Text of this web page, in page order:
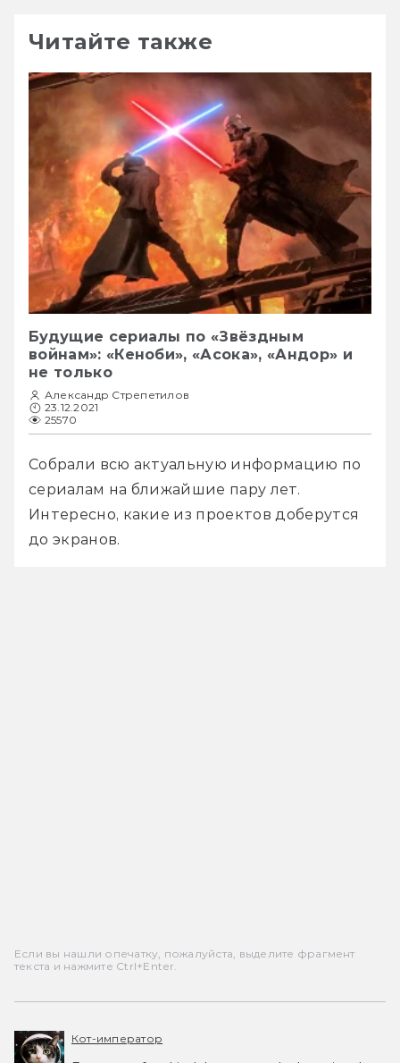
Читайте также
Будущие сериалы по «Звёздным
войнам»: «Кеноби», «Асока», «Андор» и
не только
Александр Стрепетилов
23.12.2021
25570
Собрали всю актуальную информацию по
сериалам на ближайшие пару лет.
Интересно, какие из проектов доберутся
до экранов.
Если вы нашли опечатку, пожалуйста, выделите фрагмент
текста и нажмите Ctrl+Enter.
Кот-император